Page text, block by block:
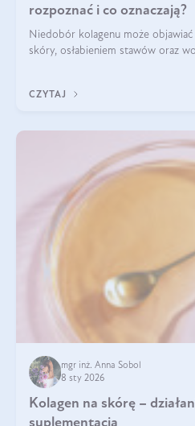
rozpoznać i co oznaczają?
Niedobór kolagenu może
skóry, osłabieniem stawów oraz
osłabienie włosów.
CZYTAJ
mgr inż. Anna Sobol
8 sty 2026
Kolagen na skórę –